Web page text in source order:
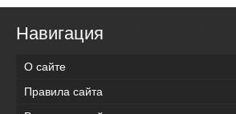
Навигация
О сайте
Правила сайта